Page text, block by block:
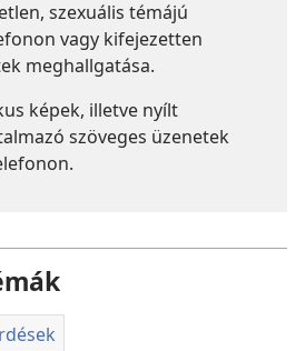
szexuális témájú
vagy kifejezetten
meghallgatása.
képek, illetve nyílt
szöveges üzenetek